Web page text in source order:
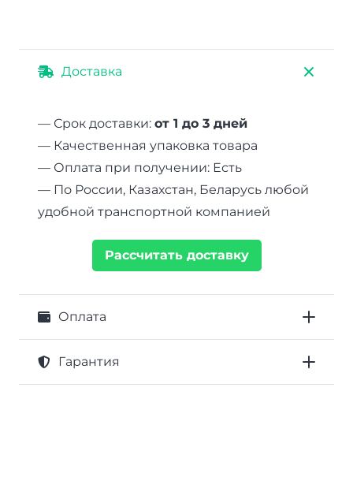
300
мм
Доставка
— Срок доставки: от 1 до 3 дней
— Качественная упаковка товара
— Оплата при получении: Есть
— По России, Казахстан, Беларусь любой
удобной транспортной компанией
Рассчитать доставку
Оплата
Гарантия